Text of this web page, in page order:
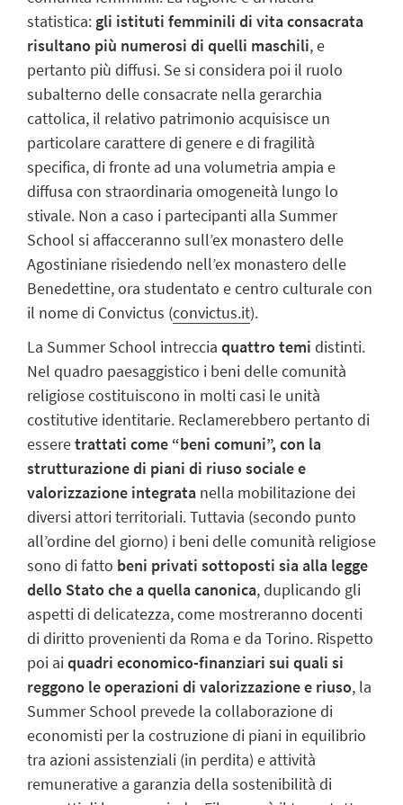
statistica: gli istituti femminili di vita consacrata
risultano più numerosi di quelli maschili, e
pertanto più diffusi. Se si considera poi il ruolo
subalterno delle consacrate nella gerarchia
cattolica, il relativo patrimonio acquisisce un
particolare carattere di genere e di fragilità
specifica, di fronte ad una volumetria ampia e
diffusa con straordinaria omogeneità lungo lo
stivale. Non a caso i partecipanti alla Summer
School si affacceranno sull’ex monastero delle
Agostiniane risiedendo nell’ex monastero delle
Benedettine, ora studentato e centro culturale con
il nome di Convictus (convictus.it).
La Summer School intreccia quattro temi distinti.
Nel quadro paesaggistico i beni delle comunità
religiose costituiscono in molti casi le unità
costitutive identitarie. Reclamerebbero pertanto di
esseretrattati come “beni comuni”, con la
strutturazione di piani di riuso sociale e
valorizzazione integrata nella mobilitazione dei
diversi attori territoriali. Tuttavia (secondo punto
all’ordine del giorno) i beni delle comunità religiose
sono di fatto beni privati sottoposti sia alla legge
dello Stato che a quella canonica, duplicando gli
aspetti di delicatezza, come mostreranno docenti
di diritto provenienti da Roma e da Torino. Rispetto
poi aiquadri economico-finanziari sui quali si
reggono le operazioni di valorizzazione e riuso, la
Summer School prevede la collaborazione di
economisti per la costruzione di piani in equilibrio
tra azioni assistenziali (in perdita) e attività
remunerative a garanzia della sostenibilità di